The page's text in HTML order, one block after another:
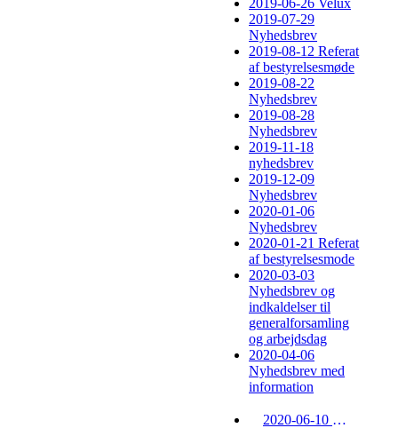
2019-06-26 Velux
2019-07-29
Nyhedsbrev
2019-08-12 Referat
af bestyrelsesmøde
2019-08-22
Nyhedsbrev
2019-08-28
Nyhedsbrev
2019-11-18
nyhedsbrev
2019-12-09
Nyhedsbrev
2020-01-06
Nyhedsbrev
2020-01-21 Referat
af bestyrelsesmode
2020-03-03
Nyhedsbrev og
indkaldelser til
generalforsamling
og arbejdsdag
2020-04-06
Nyhedsbrev med
information
2020-06-10 Nyhedsbrev og opsang